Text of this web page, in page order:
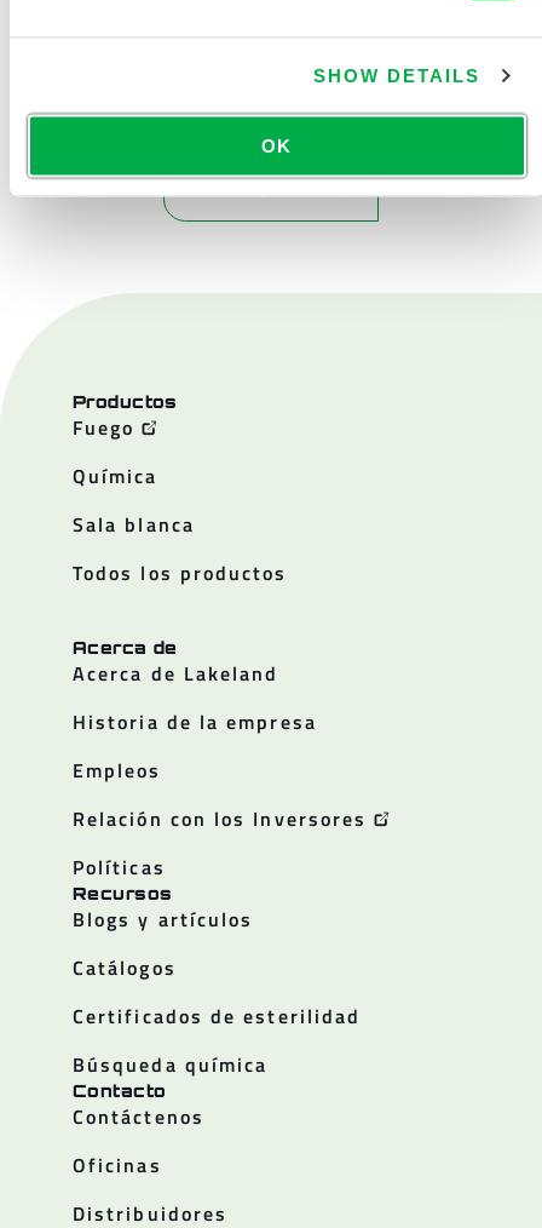
SHOW DETAILS
OK
CONTÁCTENOS
Productos
Fuego
Química
Sala blanca
Todos los productos
Acerca de
Acerca de Lakeland
Historia de la empresa
Empleos
Relación con los Inversores
Políticas
Recursos
Blogs y artículos
Catálogos
Certificados de esterilidad
Búsqueda química
Contacto
Contáctenos
Oficinas
Distribuidores